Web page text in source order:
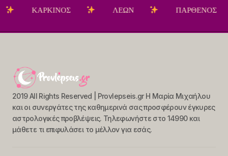
ΚΑΡΚΙΝΟΣ ΛΕΩΝ ΠΑΡΘΕΝΟΣ
2019 All Rights Reserved | Provlepseis.gr Η Μαρία Μιχαήλου
και οι συνεργάτες της καθημερινά σας προσφέρουν έγκυρες
αστρολογικές προβλέψεις. Τηλεφωνήστε στο 14990 και
μάθετε τι επιφυλάσει το μέλλον για εσάς.